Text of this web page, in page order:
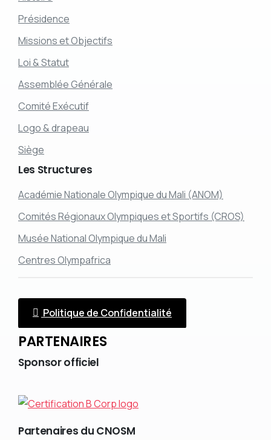
Présidence
Missions et Objectifs
Loi & Statut
Assemblée Générale
Comité Exécutif
Logo & drapeau
Siège
Les Structures
Académie Nationale Olympique du Mali (ANOM)
Comités Régionaux Olympiques et Sportifs (CROS)
Musée National Olympique du Mali
Centres Olympafrica
Politique de Confidentialité
PARTENAIRES
Sponsorofficiel
Partenaires du CNOSM